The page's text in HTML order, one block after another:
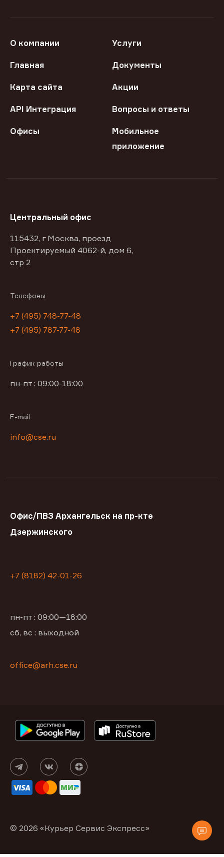
О компании Услуги
Главная Документы
Карта сайта Акции
API Интеграция Вопросы и ответы
Офисы
Мобильное
приложение
Центральный офис
115432, г Москва, проезд
Проектируемый 4062-й, дом 6,
стр 2
Телефоны
+7 (495) 748-77-48
+7 (495) 787-77-48
График работы
пн-пт : 09:00-18:00
E-mail
info@cse.ru
Офис/ПВЗ Архангельск на пр-кте
Дзержинского
+7 (8182) 42-01-26
пн-пт : 09:00—18:00
сб, вс : выходной
office@arh.cse.ru
© 2026 «Курьер Сервис Экспресс»